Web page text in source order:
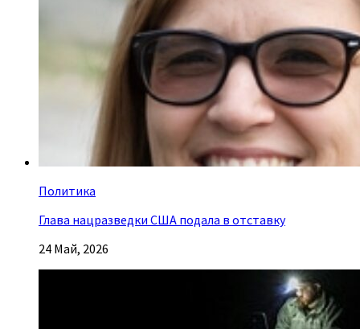
Политика
Глава нацразведки США подала в отставку
24 Май, 2026